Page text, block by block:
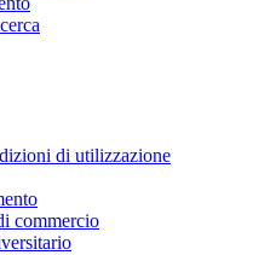
di utilizzazione
commercio